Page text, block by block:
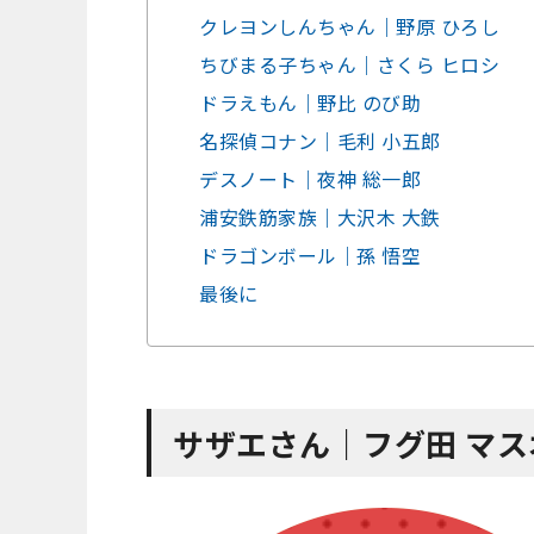
クレヨンしんちゃん｜野原 ひろし
ちびまる子ちゃん｜さくら ヒロシ
ドラえもん｜野比 のび助
名探偵コナン｜毛利 小五郎
デスノート｜夜神 総一郎
浦安鉄筋家族｜大沢木 大鉄
ドラゴンボール｜孫 悟空
最後に
サザエさん｜フグ田 マ